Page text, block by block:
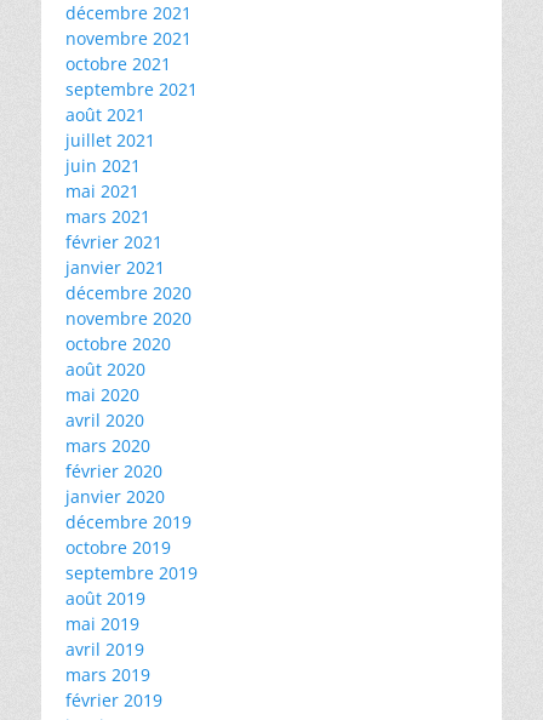
décembre 2021
novembre 2021
octobre 2021
septembre 2021
août 2021
juillet 2021
juin 2021
mai 2021
mars 2021
février 2021
janvier 2021
décembre 2020
novembre 2020
octobre 2020
août 2020
mai 2020
avril 2020
mars 2020
février 2020
janvier 2020
décembre 2019
octobre 2019
septembre 2019
août 2019
mai 2019
avril 2019
mars 2019
février 2019